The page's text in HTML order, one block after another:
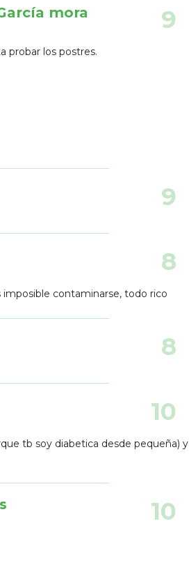
mora 9
probar los postres.
9
8
contaminarse, todo rico
8
10
tb soy diabetica desde pequeña) y
10